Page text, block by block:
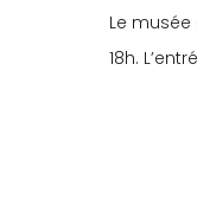
Le
18h.